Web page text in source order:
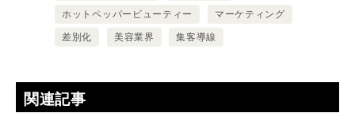
ホットペッパービューティー マーケティング
差別化 美容業界 集客導線
関連記事